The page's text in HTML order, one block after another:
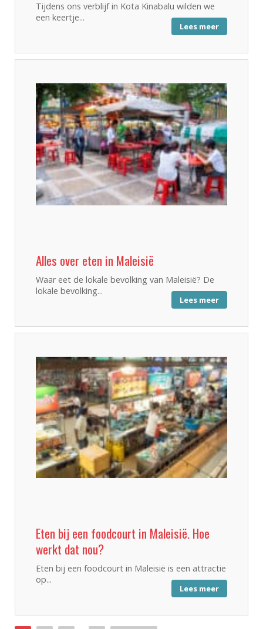
Tijdens ons verblijf in Kota Kinabalu wilden we
een keertje...
Lees meer
Alles over eten in Maleisië
Waar eet de lokale bevolking van Maleisië? De
lokale bevolking...
Lees meer
Eten bij een foodcourt in Maleisië. Hoe
werkt dat nou?
Eten bij een foodcourt in Maleisië is een attractie
op...
Lees meer